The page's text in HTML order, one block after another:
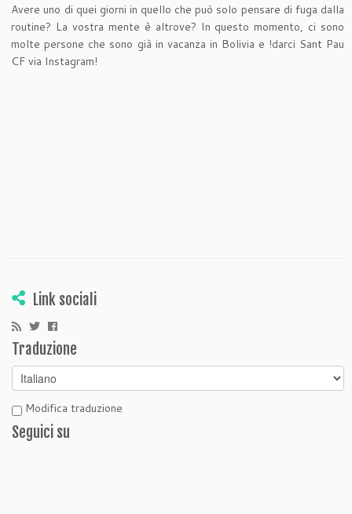
Avere uno di quei giorni in quello che può solo pensare di fuga dalla
routine? La vostra mente è altrove? In questo momento, ci sono
molte persone che sono già in vacanza in Bolivia e !darci Sant Pau
CF via Instagram!
Link sociali
Traduzione
Modifica traduzione
Seguici su